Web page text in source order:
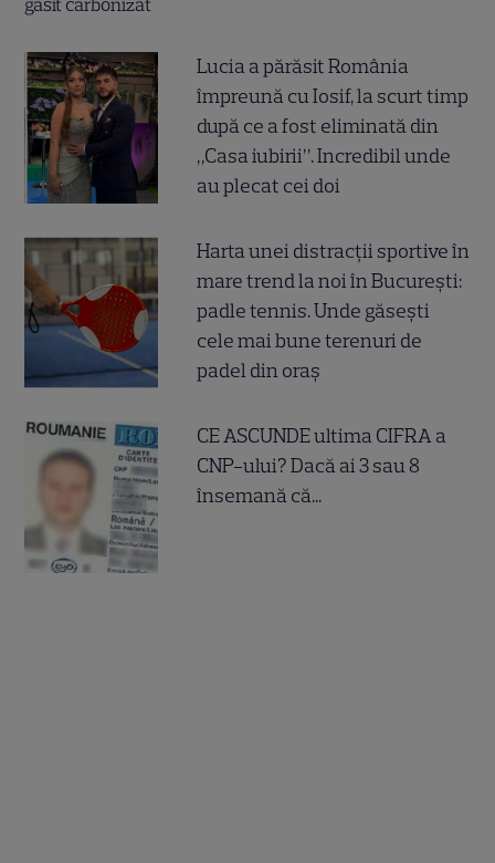
Lucia a părăsit România
împreună cu Iosif, la scurt timp
după ce a fost eliminată din
„Casa iubirii”. Incredibil unde
au plecat cei doi
Harta unei distracții sportive în
mare trend la noi în București:
padle tennis. Unde găsești
cele mai bune terenuri de
padel din oraș
CE ASCUNDE ultima CIFRA a
CNP-ului? Dacă ai 3 sau 8
însemană că...